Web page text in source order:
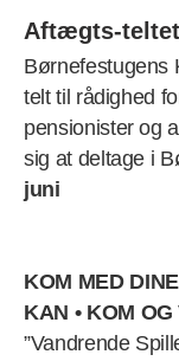
Aftægts-teltet
Børnefestugens
telt til rådighed
pensionister og
sig at deltage i
juni
KOM MED
KAN • KOM
”Vandrende